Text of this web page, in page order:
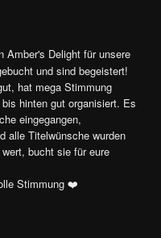
Amber's Delight für unsere
und sind begeistert!
hat mega Stimmung
hinten gut organisiert. Es
eingegangen,
alle Titelwünsche wurden
bucht sie für eure
Stimmung ❤️